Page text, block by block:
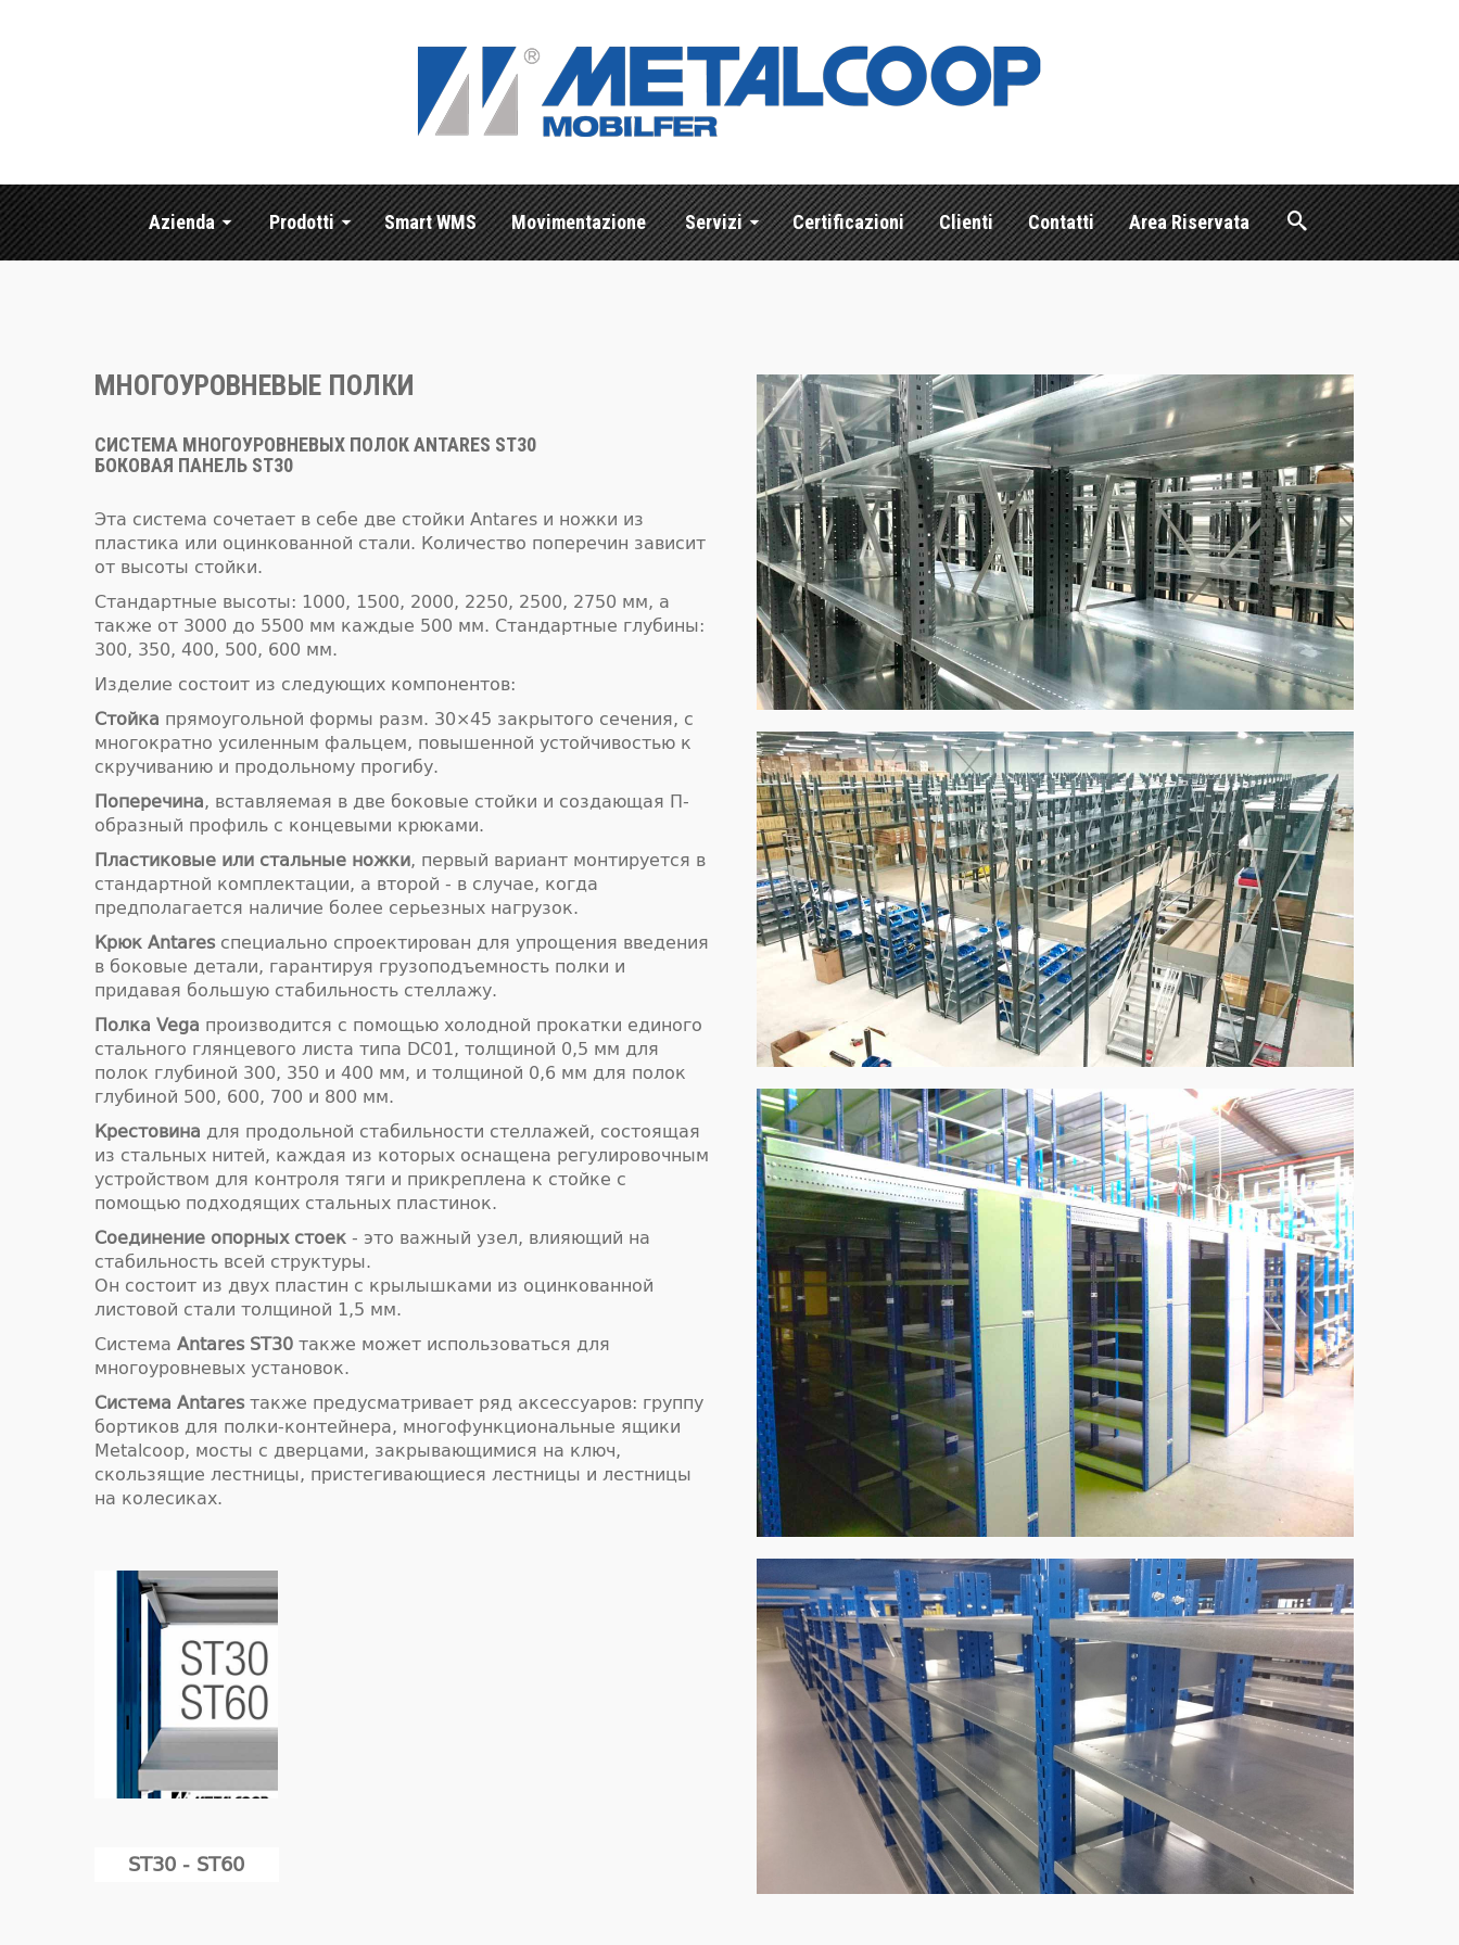
Azienda Prodotti Smart WMS Movimentazione Servizi Certificazioni Clienti Contatti Area Riservata
МНОГОУРОВНЕВЫЕ ПОЛКИ
СИСТЕМА МНОГОУРОВНЕВЫХ ПОЛОК ANTARES ST30
БОКОВАЯ ПАНЕЛЬ ST30
Эта система сочетает в себе две стойки Antares и ножки из
пластика или оцинкованной стали. Количество поперечин зависит
от высоты стойки.
Стандартные высоты: 1000, 1500, 2000, 2250, 2500, 2750 мм, а
также от 3000 до 5500 мм каждые 500 мм. Стандартные глубины:
300, 350, 400, 500, 600 мм.
Изделие состоит из следующих компонентов:
Стойка прямоугольной формы разм. 30×45 закрытого сечения, c
многократно усиленным фальцем, повышенной устойчивостью к
скручиванию и продольному прогибу.
Поперечина, вставляемая в две боковые стойки и создающая П-
образный профиль с концевыми крюками.
Пластиковые или стальные ножки, первый вариант монтируется в
стандартной комплектации, а второй - в случае, когда
предполагается наличие более серьезных нагрузок.
Крюк Antares специально спроектирован для упрощения введения
в боковые детали, гарантируя грузоподъемность полки и
придавая большую стабильность стеллажу.
Полка Vega производится с помощью холодной прокатки единого
стального глянцевого листа типа DC01, толщиной 0,5 мм для
полок глубиной 300, 350 и 400 мм, и толщиной 0,6 мм для полок
глубиной 500, 600, 700 и 800 мм.
Крестовина для продольной стабильности стеллажей, состоящая
из стальных нитей, каждая из которых оснащена регулировочным
устройством для контроля тяги и прикреплена к стойке с
помощью подходящих стальных пластинок.
Соединение опорных стоек - это важный узел, влияющий на
стабильность всей структуры.
Он состоит из двух пластин с крылышками из оцинкованной
листовой стали толщиной 1,5 мм.
Система Antares ST30 также может использоваться для
многоуровневых установок.
Система Antares также предусматривает ряд аксессуаров: группу
бортиков для полки-контейнера, многофункциональные ящики
Metalcoop, мосты с дверцами, закрывающимися на ключ,
скользящие лестницы, пристегивающиеся лестницы и лестницы
на колесиках.
ST30 - ST60